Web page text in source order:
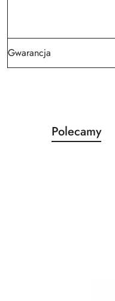
Gwarancja
Pomiń karuzelę
Produkty
o
Polecamy